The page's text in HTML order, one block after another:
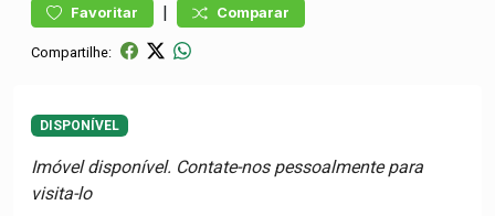
Favoritar | Comparar
Compartilhe:
DISPONÍVEL
Imóvel disponível. Contate-nos pessoalmente para
visita-lo